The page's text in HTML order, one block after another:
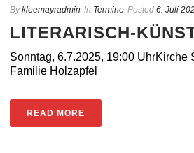
By kleemayradmin In Termine Posted 6. Juli
LITERARISCH-
Sonntag, 6.7.2025, 19:00 UhrKirche
Familie Holzapfel
READ MORE